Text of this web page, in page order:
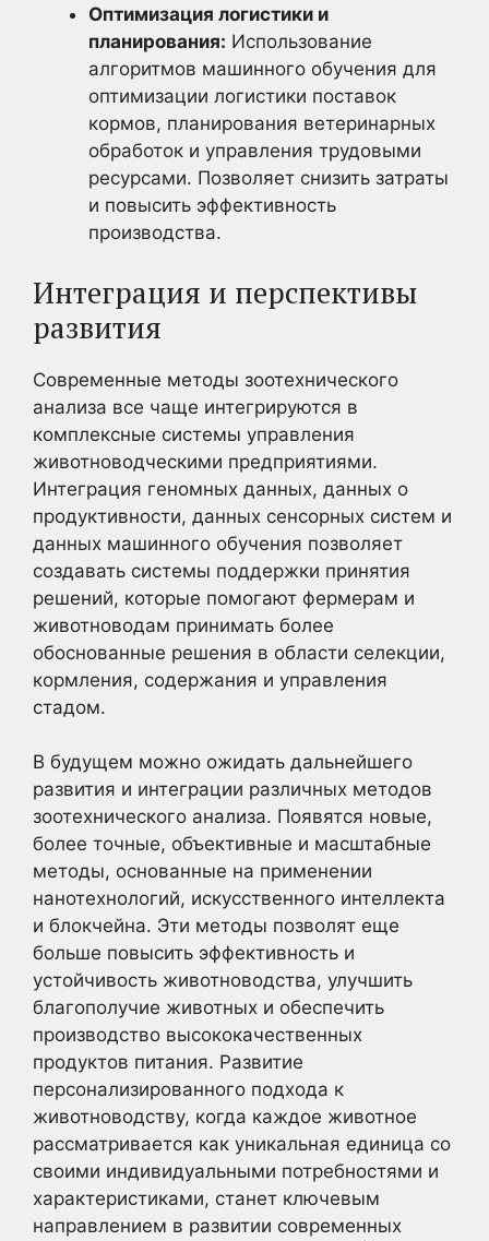
Оптимизация логистики и
планирования: Использование
алгоритмов машинного обучения для
оптимизации логистики поставок
кормов, планирования ветеринарных
обработок и управления трудовыми
ресурсами. Позволяет снизить затраты
и повысить эффективность
производства.
Интеграция и перспективы
развития
Современные методы зоотехнического
анализа все чаще интегрируются в
комплексные системы управления
животноводческими предприятиями.
Интеграция геномных данных, данных о
продуктивности, данных сенсорных систем и
данных машинного обучения позволяет
создавать системы поддержки принятия
решений, которые помогают фермерам и
животноводам принимать более
обоснованные решения в области селекции,
кормления, содержания и управления
стадом.
В будущем можно ожидать дальнейшего
развития и интеграции различных методов
зоотехнического анализа. Появятся новые,
более точные, объективные и масштабные
методы, основанные на применении
нанотехнологий, искусственного интеллекта
и блокчейна. Эти методы позволят еще
больше повысить эффективность и
устойчивость животноводства, улучшить
благополучие животных и обеспечить
производство высококачественных
продуктов питания. Развитие
персонализированного подхода к
животноводству, когда каждое животное
рассматривается как уникальная единица со
своими индивидуальными потребностями и
характеристиками, станет ключевым
направлением в развитии современных